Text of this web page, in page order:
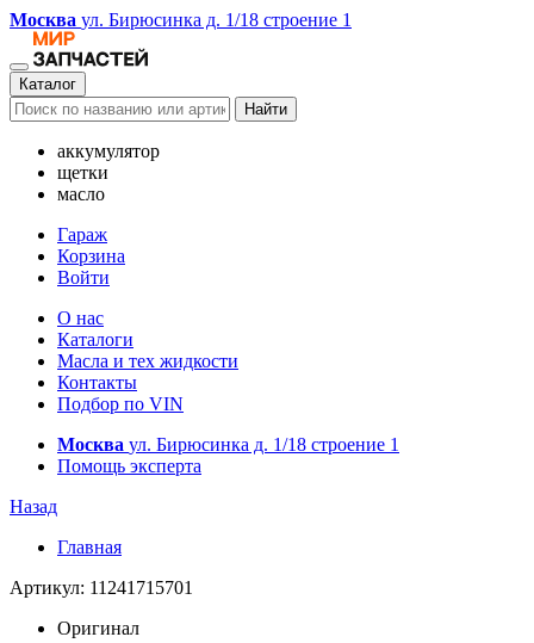
Москва ул. Бирюсинка д. 1/18 строение 1
Каталог
Найти
аккумулятор
щетки
масло
Гараж
Корзина
Войти
О нас
Каталоги
Масла и тех жидкости
Контакты
Подбор по VIN
Москва ул. Бирюсинка д. 1/18 строение 1
Помощь эксперта
Назад
Главная
Артикул: 11241715701
Оригинал